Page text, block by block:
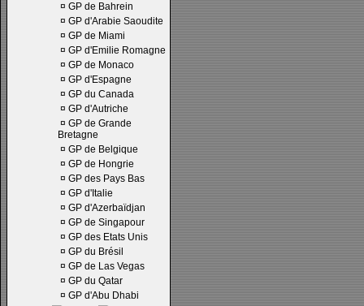
¤ GP de Bahrein
¤ GP d'Arabie Saoudite
¤ GP de Miami
¤ GP d'Emilie Romagne
¤ GP de Monaco
¤ GP d'Espagne
¤ GP du Canada
¤ GP d'Autriche
¤ GP de Grande
Bretagne
¤ GP de Belgique
¤ GP de Hongrie
¤ GP des Pays Bas
¤ GP d'Italie
¤ GP d'Azerbaïdjan
¤ GP de Singapour
¤ GP des Etats Unis
¤ GP du Brésil
¤ GP de Las Vegas
¤ GP du Qatar
¤ GP d'Abu Dhabi